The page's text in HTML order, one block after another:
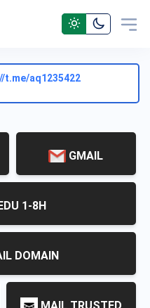
t.me/aq1235422
GMAIL
1-8H
DOMAIN
MAIL TRUSTED